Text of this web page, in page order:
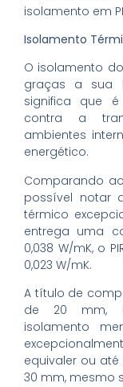
isolamento em
Isolamento
O isolamento
graças a sua
significa que
contra a
ambientes
energético.
Comparando
possível notar
térmico
entrega uma
0,038 W/mK, o
0,023 W/mK.
A título de
de 20 mm,
isolamento
equivaler ou
30 mm, mesmo